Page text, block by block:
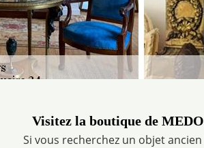
Visitez la boutique de
Si vous recherchez un objet